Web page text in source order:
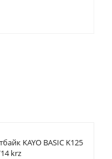
KAYO BASIC K125
krz